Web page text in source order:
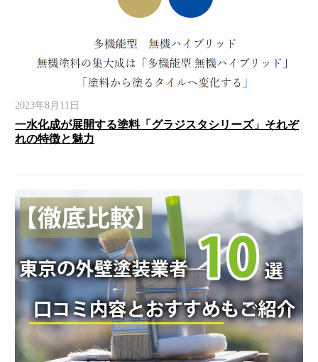
2023年8月11日
一水化成が展開する塗料「グラジスタシリーズ」それぞ
れの特徴と魅力